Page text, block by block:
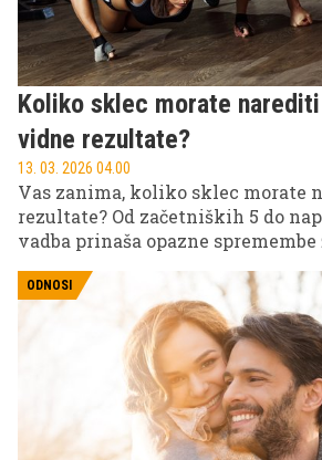
Koliko sklec morate narediti
vidne rezultate?
13. 03. 2026 04.00
Vas zanima, koliko sklec morate
rezultate? Od začetniških 5 do
vadba prinaša opazne spremembe
ODNOSI